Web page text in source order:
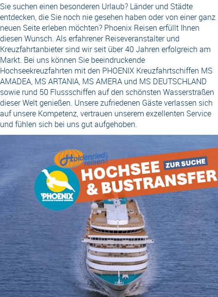
Sie suchen einen besonderen Urlaub? Länder und Städte
entdecken, die Sie noch nie gesehen haben oder von einer ganz
neuen Seite erleben möchten? Phoenix Reisen erfüllt Ihnen
diesen Wunsch. Als erfahrener Reiseveranstalter und
Kreuzfahrtanbieter sind wir seit über 40 Jahren erfolgreich am
Markt. Bei uns können Sie beeindruckende
Hochseekreuzfahrten mit den PHOENIX Kreuzfahrtschiffen MS
AMADEA, MS ARTANIA, MS AMERA und MS DEUTSCHLAND
sowie rund 50 Flussschiffen auf den schönsten Wasserstraßen
dieser Welt genießen. Unsere zufriedenen Gäste verlassen sich
auf unsere Kompetenz, vertrauen unserem exzellenten Service
und fühlen sich bei uns gut aufgehoben.